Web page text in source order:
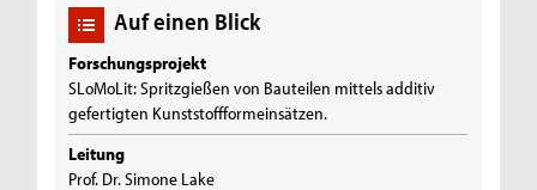
Auf einen Blick
Forschungsprojekt
SLoMoLit: Spritzgießen von Bauteilen mittels additiv
gefertigten Kunststoffformeinsätzen.
Leitung
Prof. Dr. Simone Lake